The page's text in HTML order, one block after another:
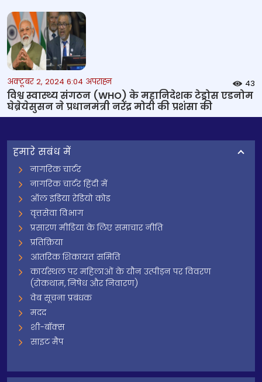
अक्टूबर 2, 2024 6:04 अपराह्न 43
विश्व स्वास्थ्य संगठन (WHO) के महानिदेशक टेड्रोस एडनोम
घेब्रेयेसुसन ने प्रधानमंत्री नरेंद्र मोदी की प्रशंसा की
हमारे सबंध में
नागरिक चार्टर
नागरिक चार्टर हिंदी में
ऑल इंडिया रेडियो कोड
वृत्तसेवा विभाग
प्रसारण मीडिया के लिए समाचार नीति
प्रतिक्रिया
आंतरिक शिकायत समिति
कार्यस्थल पर महिलाओं के यौन उत्पीड़न पर विवरण
(रोकथाम, निषेध और निवारण)
वेब सूचना प्रबंधक
मदद
शी-बॉक्स
साइट मैप